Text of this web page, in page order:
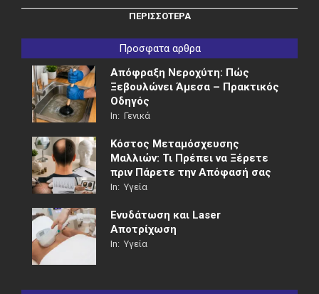
ΠΕΡΙΣΣΟΤΕΡΑ
Προσφατα αρθρα
Απόφραξη Νεροχύτη: Πώς
Ξεβουλώνει Άμεσα – Πρακτικός
Οδηγός
In: Γενικά
Κόστος Μεταμόσχευσης
Μαλλιών: Τι Πρέπει να Ξέρετε
πριν Πάρετε την Απόφασή σας
In: Υγεία
Ενυδάτωση και Laser
Αποτρίχωση
In: Υγεία